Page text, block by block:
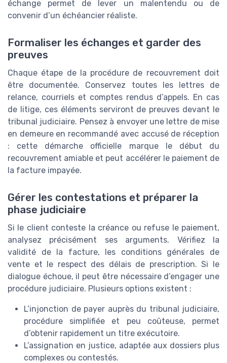
échange permet de lever un malentendu ou de
convenir d’un échéancier réaliste.
Formaliser les échanges et garder des
preuves
Chaque étape de la procédure de recouvrement doit
être documentée. Conservez toutes les lettres de
relance, courriels et comptes rendus d’appels. En cas
de litige, ces éléments serviront de preuves devant le
tribunal judiciaire. Pensez à envoyer une lettre de mise
en demeure en recommandé avec accusé de réception
: cette démarche officielle marque le début du
recouvrement amiable et peut accélérer le paiement de
la facture impayée.
Gérer les contestations et préparer la
phase judiciaire
Si le client conteste la créance ou refuse le paiement,
analysez précisément ses arguments. Vérifiez la
validité de la facture, les conditions générales de
vente et le respect des délais de prescription. Si le
dialogue échoue, il peut être nécessaire d’engager une
procédure judiciaire. Plusieurs options existent :
L’injonction de payer auprès du tribunal judiciaire,
procédure simplifiée et peu coûteuse, permet
d’obtenir rapidement un titre exécutoire.
L’assignation en justice, adaptée aux dossiers plus
complexes ou contestés.